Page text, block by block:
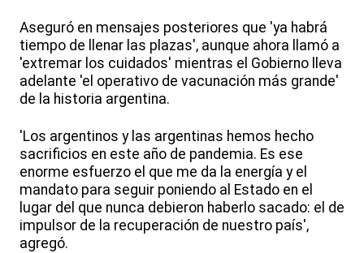
Aseguró en mensajes posteriores que 'ya habrá
tiempo de llenar las plazas', aunque ahora llamó a
'extremar los cuidados' mientras el Gobierno lleva
adelante 'el operativo de vacunación más grande'
de la historia argentina.
'Los argentinos y las argentinas hemos hecho
sacrificios en este año de pandemia. Es ese
enorme esfuerzo el que me da la energía y el
mandato para seguir poniendo al Estado en el
lugar del que nunca debieron haberlo sacado: el de
impulsor de la recuperación de nuestro país',
agregó.